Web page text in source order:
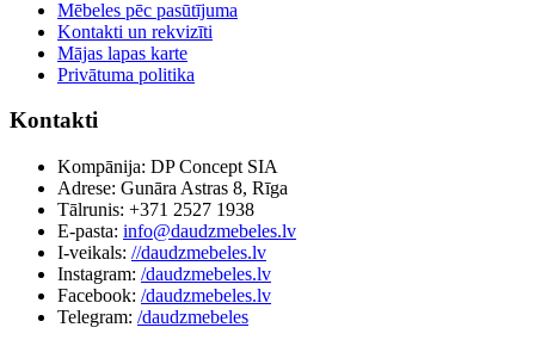
Mēbeles pēc pasūtījuma
Kontakti un rekvizīti
Mājas lapas karte
Privātuma politika
Kontakti
Kompānija: DP Concept SIA
Adrese: Gunāra Astras 8, Rīga
Tālrunis: +371 2527 1938
E-pasta: info@daudzmebeles.lv
I-veikals: //daudzmebeles.lv
Instagram: /daudzmebeles.lv
Facebook: /daudzmebeles.lv
Telegram: /daudzmebeles